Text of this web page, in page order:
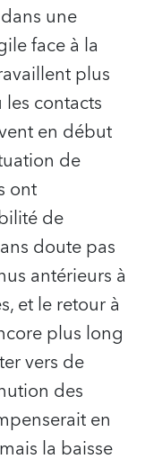
une
face à la
plus
contacts
en début
de
ont
de
doute pas
antérieurs à
et le retour à
plus long
vers de
des
en
la baisse